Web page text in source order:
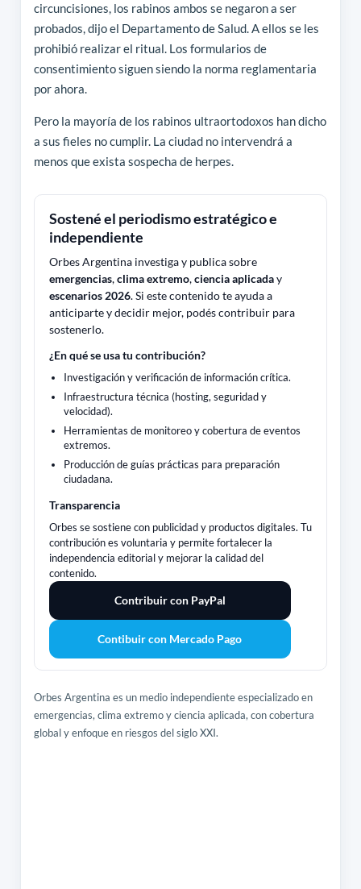
circuncisiones, los rabinos ambos se negaron a ser
probados, dijo el Departamento de Salud. A ellos se les
prohibió realizar el ritual. Los formularios de
consentimiento siguen siendo la norma reglamentaria
por ahora.
Pero la mayoría de los rabinos ultraortodoxos han dicho
a sus fieles no cumplir. La ciudad no intervendrá a
menos que exista sospecha de herpes.
Sostené el periodismo estratégico e
independiente
Orbes Argentina investiga y publica sobre
emergencias,clima extremo,ciencia aplicaday
escenarios 2026. Si este contenido te ayuda a
anticiparte y decidir mejor, podés contribuir para
sostenerlo.
¿En qué se usa tu contribución?
Investigación y verificación de información crítica.
Infraestructura técnica (hosting, seguridad y
velocidad).
Herramientas de monitoreo y cobertura de eventos
extremos.
Producción de guías prácticas para preparación
ciudadana.
Transparencia
Orbes se sostiene con publicidad y productos digitales. Tu
contribución es voluntaria y permite fortalecer la
independencia editorial y mejorar la calidad del
contenido.
Contribuir con PayPal
Contibuir con Mercado Pago
Orbes Argentina es un medio independiente especializado en
emergencias, clima extremo y ciencia aplicada, con cobertura
global y enfoque en riesgos del siglo XXI.